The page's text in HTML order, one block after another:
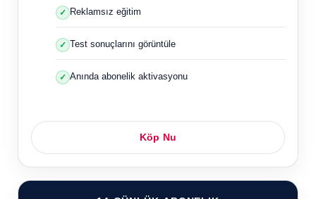
Reklamsız eğitim
Test sonuçlarını görüntüle
Anında abonelik aktivasyonu
Köp Nu